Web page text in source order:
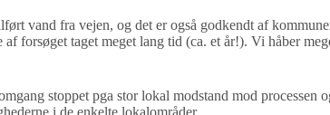
vand fra vejen, og det er også godkendt af
forsøget taget meget lang tid (ca. et år!). Vi håber
stoppet pga stor lokal modstand mod processen
i de enkelte lokalområder.